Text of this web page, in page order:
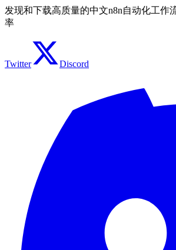
发现和下载高质量的中文n8n自动化工作
率
Twitter Discord